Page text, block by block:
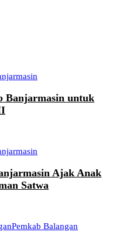
Banjarmasin untuk
Ajak Anak
Satwa
Pemkab Balangan